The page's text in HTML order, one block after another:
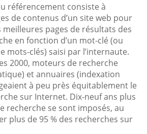
référencement consiste à
de contenus d’un site web pour
pages de résultats des
en fonction d’un mot-clé (ou
mots-clés) saisi par l’internaute.
2000, moteurs de recherche
et annuaires (indexation
à peu près équitablement le
sur Internet. Dix-neuf ans plus
recherche se sont imposés, au
plus de 95 % des recherches sur